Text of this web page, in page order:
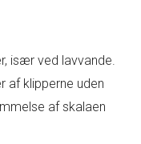
især ved lavvande.
af klipperne uden
af skalaen